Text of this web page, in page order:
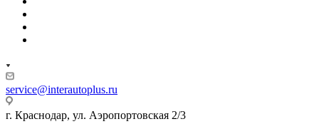
service@interautoplus.ru
г. Краснодар, ул. Аэропортовская 2/3